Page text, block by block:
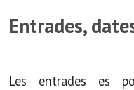
Entrades,
Les entrades es